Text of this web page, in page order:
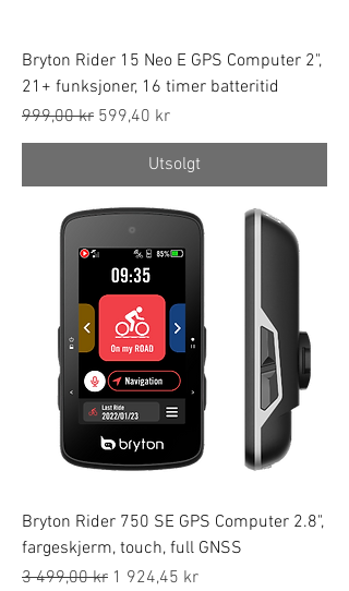
Bryton Rider 15 Neo E GPS Computer 2",
21+ funksjoner, 16 timer batteritid
Regular Price
999,00 kr Sale Price
599,40 kr
Utsolgt
Bryton Rider 750 SE GPS Computer 2.8",
fargeskjerm, touch, full GNSS
Regular Price
3 499,00 kr Sale Price
1 924,45 kr